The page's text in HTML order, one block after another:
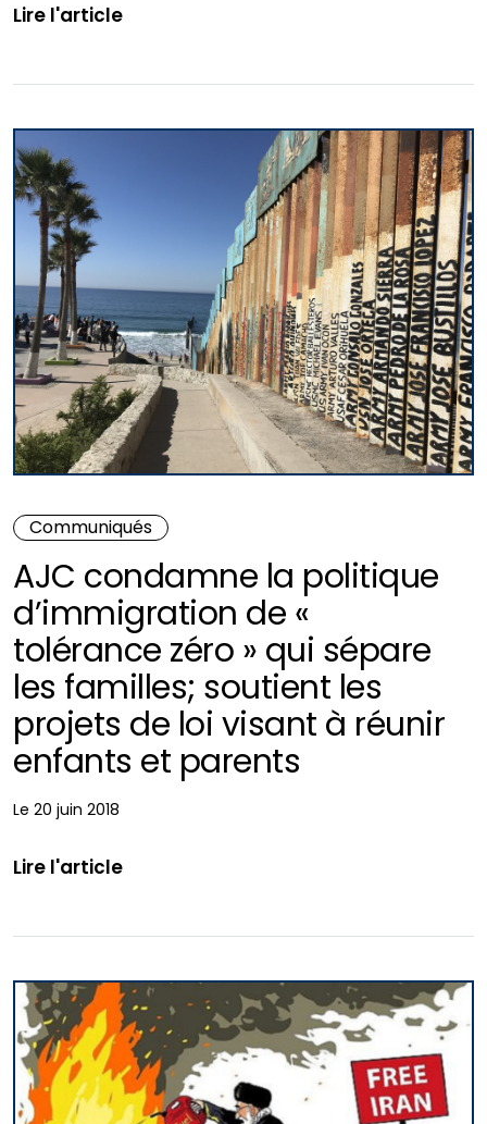
Lire l'article
Communiqués
AJC condamne la politique
d’immigration de «
tolérance zéro » qui sépare
les familles; soutient les
projets de loi visant à réunir
enfants et parents
Le 20 juin 2018
Lire l'article